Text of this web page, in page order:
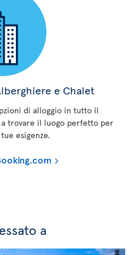
e Chalet
di alloggio in tutto il
trovare il luogo perfetto per
esigenze.
a